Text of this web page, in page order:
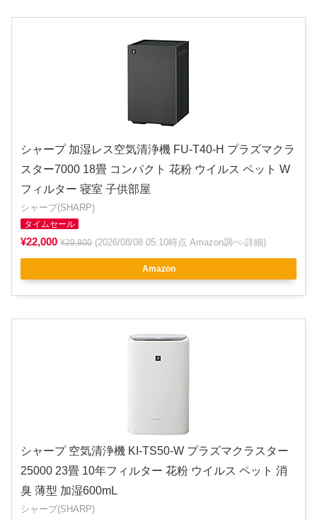
シャープ 加湿レス空気清浄機 FU-T40-H プラズマクラ
スター7000 18畳 コンパクト 花粉 ウイルス ペット W
フィルター 寝室 子供部屋
シャープ(SHARP)
タイムセール
¥22,000 ¥29,800 (2026/08/08 05:10時点 Amazon調べ-詳細)
Amazon
シャープ 空気清浄機 KI-TS50-W プラズマクラスター
25000 23畳 10年フィルター 花粉 ウイルス ペット 消
臭 薄型 加湿600mL
シャープ(SHARP)